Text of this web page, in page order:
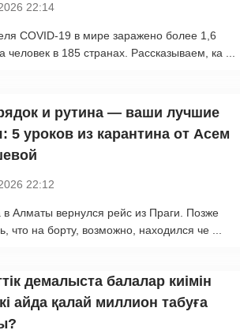
22:14
COVID-19 в мире заражено более 1,6
человек в 185 странах. Рассказываем, ка ...
и рутина — ваши лучшие
5 уроков из карантина от Асем
22:12
в Алматы вернулся рейс из Праги. Позже
что на борту, возможно, находился че ...
демалыста балалар киімін
айда қалай миллион табуға